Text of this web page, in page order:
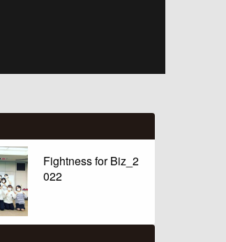
Fightness for Biz_2
022